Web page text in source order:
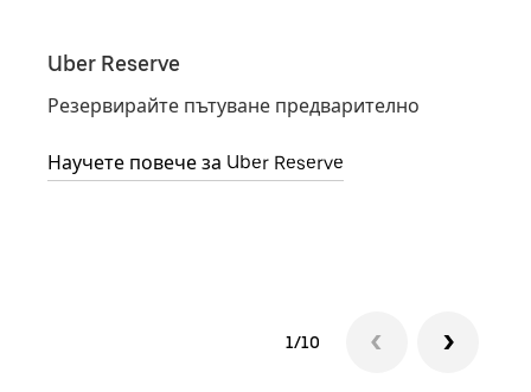
Uber Reserve
Резервирайте пътуване предварително
Научете повече за Uber Reserve
1/10